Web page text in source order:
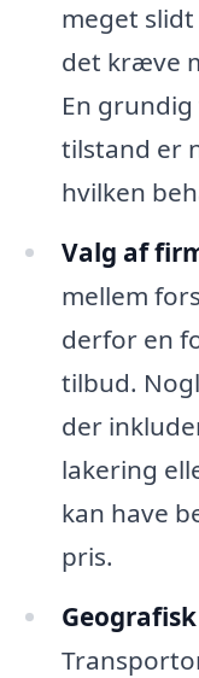
meget
det kræve
En
tilstand er
hvilken
Valg af
mellem
derfor en
tilbud.
der
lakering
kan have
pris.